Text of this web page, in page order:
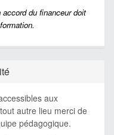
du financeur doit
aux
autre lieu merci de
pédagogique.